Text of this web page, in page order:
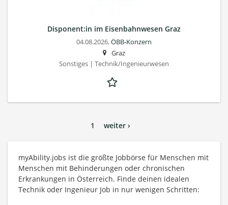
Disponent:in im Eisenbahnwesen Graz
04.08.2026,ÖBB-Konzern
Graz
Sonstiges | Technik/Ingenieurwesen
1 weiter ›
myAbility.jobs ist die größte Jobbörse für Menschen mit
Menschen mit Behinderungen oder chronischen
Erkrankungen in Österreich. Finde deinen idealen
Technik oder Ingenieur Job in nur wenigen Schritten: